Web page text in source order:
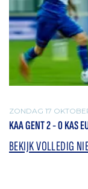
ZONDAG 17
KAA GENT 2 - 0 KAS
BEKIJK VOLLEDIG